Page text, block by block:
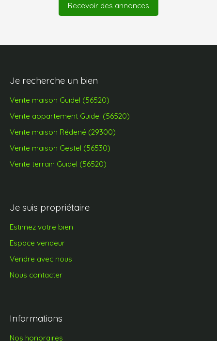
Recevoir des annonces
Je recherche un bien
Vente maison Guidel (56520)
Vente appartement Guidel (56520)
Vente maison Rédené (29300)
Vente maison Gestel (56530)
Vente terrain Guidel (56520)
Je suis propriétaire
Estimez votre bien
Espace vendeur
Vendre avec nous
Nous contacter
Informations
Nos honoraires